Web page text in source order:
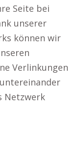
Seite bei
unserer
können wir
Verlinkungen
Netzwerk